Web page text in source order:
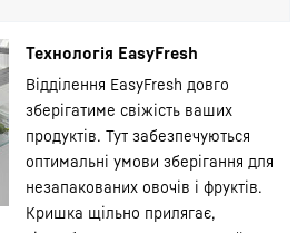
Технологія EasyFresh
Відділення EasyFresh довго
зберігатиме свіжість ваших
продуктів. Тут забезпечуються
оптимальні умови зберігання для
незапакованих овочів і фруктів.
Кришка щільно прилягає,